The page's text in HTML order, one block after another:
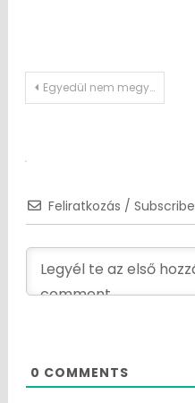
Post
Egyedül nem megy…
Feliratkozás / Subscribe
0 COMMENTS